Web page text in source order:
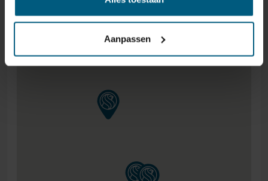
Aanpassen
Memoryschaum, Gelschaum, Puls-Latex oder Talalay-
Latex wählen.
DIE BEINE
zusammenstellen kannst, gilt auch für die Beine dieses
Boxsprings. Du findest eine schöne Auswahl an
Beinsätzen in unserem Sortiment. Hast du eine
Wähle das Set, das am besten zu deinen Bedürfnissen